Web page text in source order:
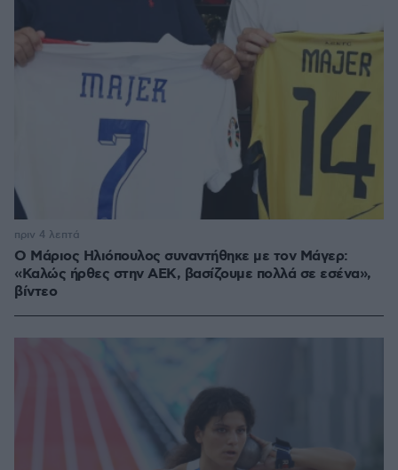
Ο Μάριος Ηλιόπουλος συναντήθηκε με τον Μάγερ:
«Καλώς ήρθες στην ΑΕΚ, βασίζουμε πολλά σε εσένα»,
βίντεο
πριν 4 λεπτά